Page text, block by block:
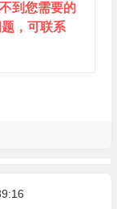
到您需要的
，可联系